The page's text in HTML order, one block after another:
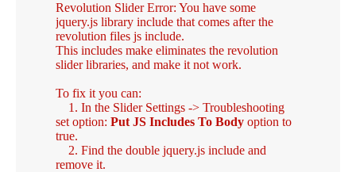
Revolution Slider Error: You have some
jquery.js library include that comes after the
revolution files js include.
This includes make eliminates the revolution
slider libraries, and make it not work.
To fix it you can:
1. In the Slider Settings -> Troubleshooting
set option: Put JS Includes To Body option to
true.
2. Find the double jquery.js include and
remove it.